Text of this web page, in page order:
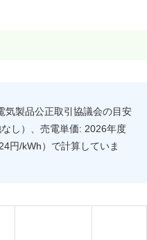
気製品公正取引協議会の目安
し）、売電単価: 2026年度
円/kWh）で計算していま